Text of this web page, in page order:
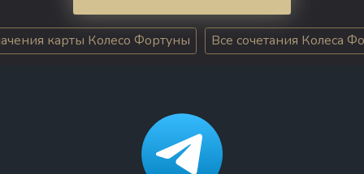
карты Колесо Фортуны Все сочетания Колеса